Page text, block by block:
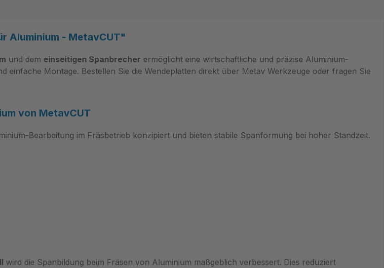
Aluminium - MetavCUT"
und dem einseitigen Spanbrecher ermöglicht eine wirtschaftliche und präzise Aluminium-
Montage. Bestellen Sie die Wendeplatten direkt über Metav Werkzeuge oder fragen Sie
von MetavCUT
Bearbeitung im Fräsbetrieb konzipiert und bieten stabile Spanformung bei hoher Standzeit.
wird die Spanbildung beim Fräsen von Aluminium maßgeblich verbessert. Dies reduziert